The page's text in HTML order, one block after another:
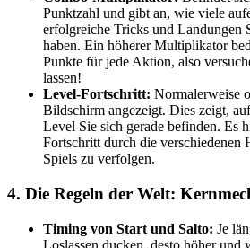
Punktzahl und gibt an, wie viele
erfolgreiche Tricks und Landungen
haben. Ein höherer Multiplikator
Punkte für jede Aktion, also
lassen!
Level-Fortschritt: Normalerweise
Bildschirm angezeigt. Dies zeigt,
Level Sie sich gerade befinden. Es
Fortschritt durch die verschiedenen
Spiels zu verfolgen.
4. Die Regeln der Welt:
Timing von Start und Salto: Je
Loslassen ducken, desto höher